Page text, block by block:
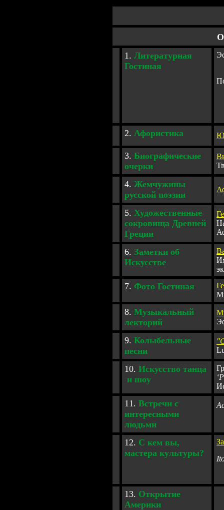
1. Литературная
Гостиная
Э
2. Афористика
3. Биографические
очерки
4. Жемчужины
русской поэзии
5. Художественные
сокровища Древней
Греции
6. Заметки об
Искусстве
7. Фото Гостиная
8. Музыкальный
лекторий
Э
9. Колыбельные
песни
"
10. Искусство танца
и шоу
11. Встречи с
интересными
людьми
12. С кем вы,
мастера культуры?
13. Открытие
Америки